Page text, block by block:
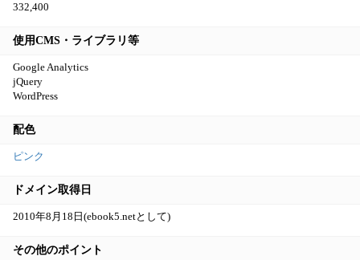
332,400
使用CMS・ライブラリ等
Google Analytics
jQuery
WordPress
配色
ピンク
ドメイン取得日
2010年8月18日(ebook5.netとして)
その他のポイント